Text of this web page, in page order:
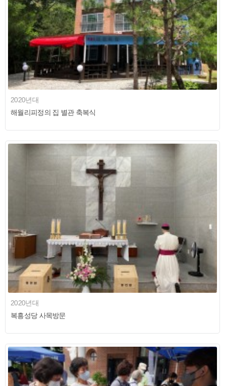
2020년대
해월리피정의 집 별관 축복식
2020년대
복흥성당 사목방문